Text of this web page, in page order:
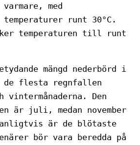
med
runt 30°C.
temperaturen till runt
mängd nederbörd i
de flesta regnfallen
vintermånaderna. Den
är juli, medan november
är de blötaste
bör vara beredda på